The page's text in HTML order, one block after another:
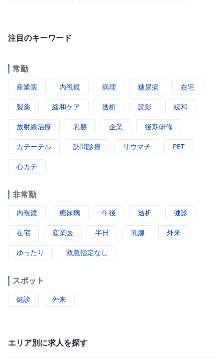
注目のキーワード
常勤
産業医 内視鏡 病理 糖尿病 在宅
製薬 緩和ケア 透析 読影 緩和
放射線治療 乳腺 企業 後期研修
カテーテル 訪問診療 リウマチ PET
心カテ
非常勤
内視鏡 糖尿病 午後 透析 健診
在宅 産業医 半日 乳腺 外来
ゆったり 救急指定なし
スポット
健診 外来
エリア別に求人を探す